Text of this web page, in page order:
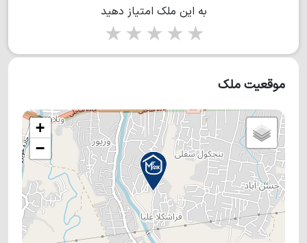
به این ملک امتیاز دهید
5 stars
4 stars
3 stars
2 stars
موقعیت ملک
+
−